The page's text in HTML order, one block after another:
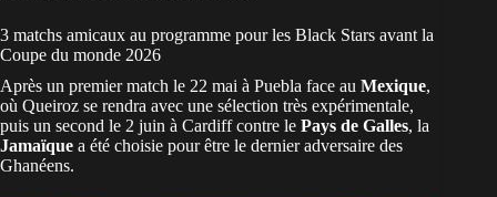
3 matchs amicaux au programme pour les Black Stars avant la
Coupe du monde 2026
Après un premier match le 22 mai à Puebla face au Mexique,
où Queiroz se rendra avec une sélection très expérimentale,
puis un second le 2 juin à Cardiff contre le Pays de Galles, la
Jamaïque a été choisie pour être le dernier adversaire des
Ghanéens.